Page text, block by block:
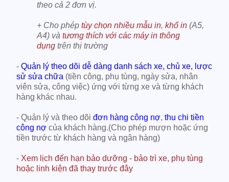
theo cả 2 đơn vị.
+ Cho phép tùy chọn nhiều mẫu in, khổ in (A5,
A4) và tương thích với các máy in thông
dụng trên thị trường
- Quản lý theo dõi dễ dàng danh sách xe, chủ xe, lược
sử sửa chữa (tiền công, phụ tùng, ngày sửa, nhân
viên sửa, công việc) ứng với từng xe và từng khách
hàng khác nhau.
- Quản lý và theo dõi đơn hàng công nợ, thu chi tiền
công nợ của khách hàng.(Cho phép mượn hoặc ứng
tiền trước từ khách hàng và ngân hàng)
- Xem lịch đến hạn bảo dưỡng - bảo trì xe, phụ tùng
hoặc linh kiện đã thay trước đây